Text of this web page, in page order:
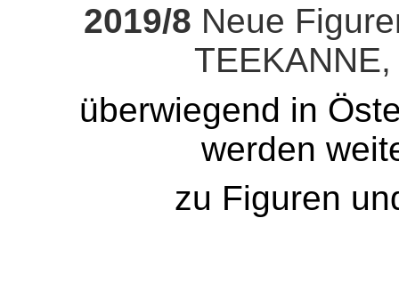
2019/8 Neue
überwiegend in
werden
zu Figuren